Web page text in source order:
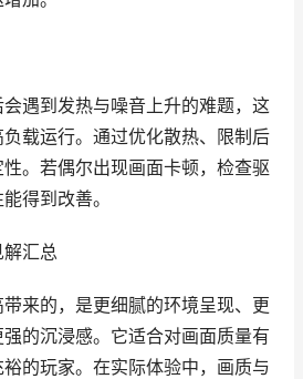
遇到发热与噪音上升的难题，这
载运行。通过优化散热、限制后
。若偶尔出现画面卡顿，检查驱
得到改善。
汇总
来的，是更细腻的环境呈现、更
的沉浸感。它适合对画面质量有
的玩家。在实际体验中，画质与